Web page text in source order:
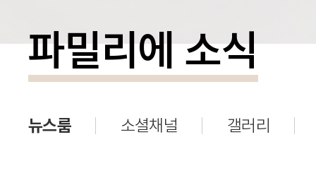
파밀리에 소식
뉴스룸 소셜채널 갤러리